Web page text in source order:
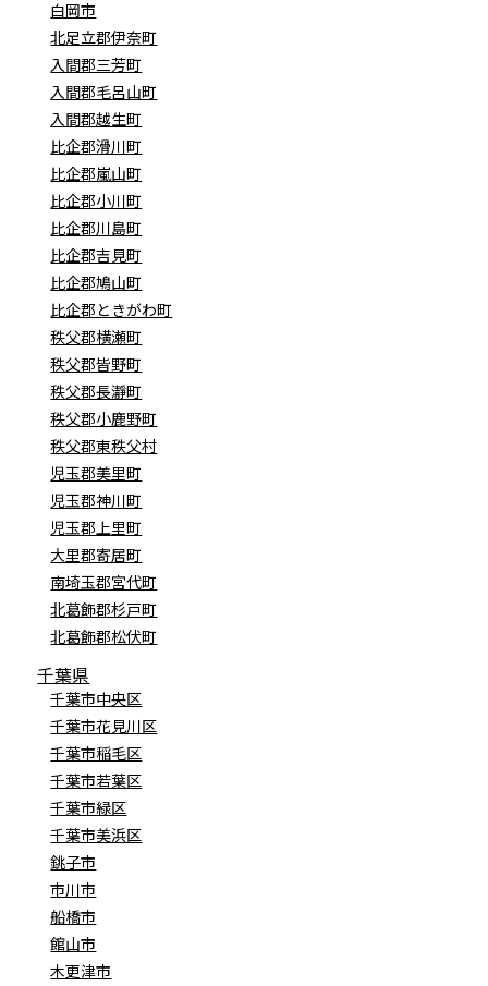
白岡市
北足立郡伊奈町
入間郡三芳町
入間郡毛呂山町
入間郡越生町
比企郡滑川町
比企郡嵐山町
比企郡小川町
比企郡川島町
比企郡吉見町
比企郡鳩山町
比企郡ときがわ町
秩父郡横瀬町
秩父郡皆野町
秩父郡長瀞町
秩父郡小鹿野町
秩父郡東秩父村
児玉郡美里町
児玉郡神川町
児玉郡上里町
大里郡寄居町
南埼玉郡宮代町
北葛飾郡杉戸町
北葛飾郡松伏町
千葉県
千葉市中央区
千葉市花見川区
千葉市稲毛区
千葉市若葉区
千葉市緑区
千葉市美浜区
銚子市
市川市
船橋市
館山市
木更津市